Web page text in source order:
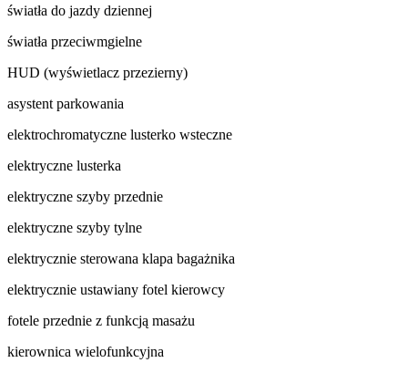
światła do jazdy dziennej
światła przeciwmgielne
HUD (wyświetlacz przezierny)
asystent parkowania
elektrochromatyczne lusterko wsteczne
elektryczne lusterka
elektryczne szyby przednie
elektryczne szyby tylne
elektrycznie sterowana klapa bagażnika
elektrycznie ustawiany fotel kierowcy
fotele przednie z funkcją masażu
kierownica wielofunkcyjna